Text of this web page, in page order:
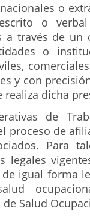
o
o
a través de
o
y con
realiza dicha
de
proceso de
Para
legales
igual forma
Salud